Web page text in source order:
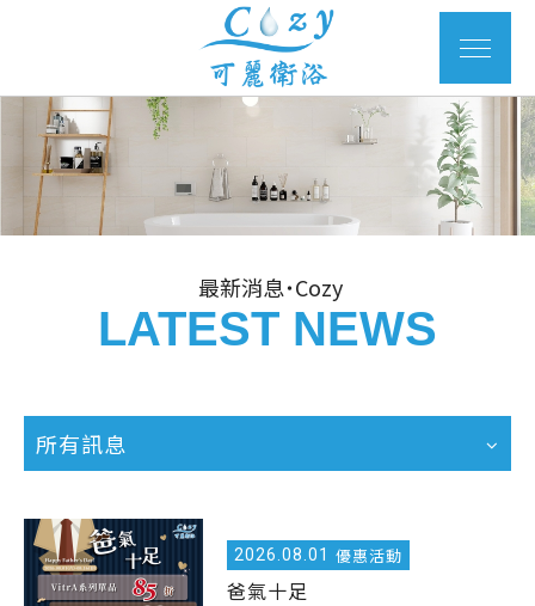
最新消息˙Cozy
LATEST NEWS
所有訊息
2026. 08.01 優惠活動
爸氣十足